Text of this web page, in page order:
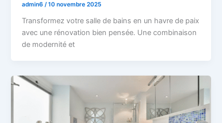
admin6 /10 novembre 2025
Transformez votre salle de bains en un havre de paix
avec une rénovation bien pensée. Une combinaison
de modernité et